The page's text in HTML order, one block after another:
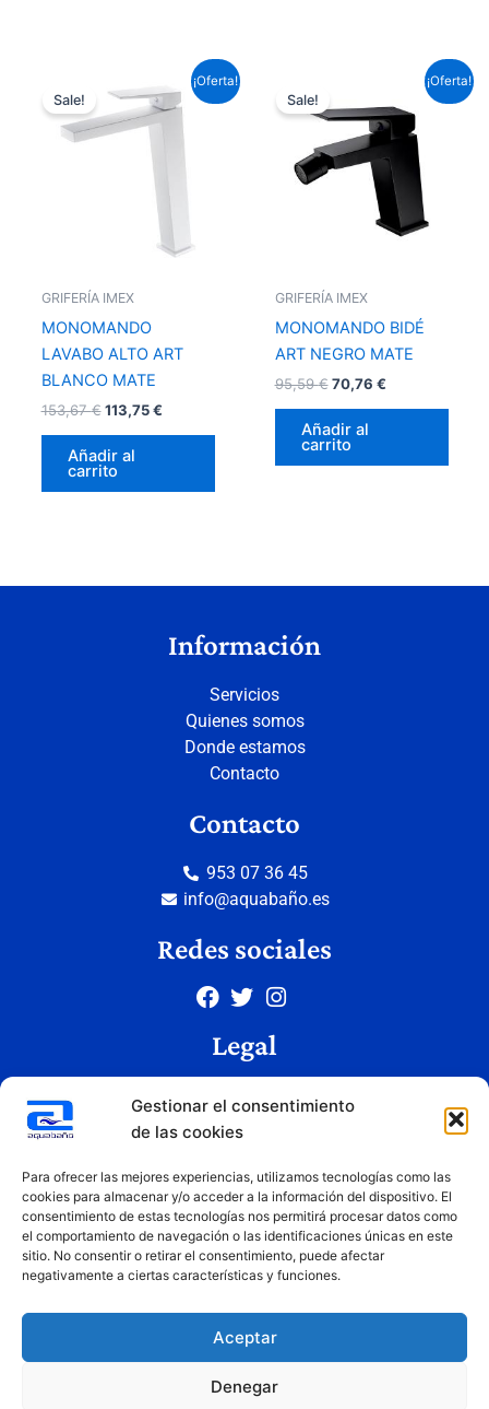
Gestionar el consentimiento
de las cookies
Para ofrecer las mejores experiencias, utilizamos tecnologías como las
cookies para almacenar y/o acceder a la información del dispositivo. El
consentimiento de estas tecnologías nos permitirá procesar datos como
el comportamiento de navegación o las identificaciones únicas en este
sitio. No consentir o retirar el consentimiento, puede afectar
negativamente a ciertas características y funciones.
Aceptar
Denegar
¡Oferta!
Sale!
GRIFERÍA IMEX
MONOMANDO
LAVABO ALTO ART
BLANCO MATE
153,67€
precio
original
era:
113,75€
precio
actual
Añadir al
carrito
¡Oferta!
Sale!
GRIFERÍA IMEX
MONOMANDO BIDÉ
ART NEGRO MATE
95,59€
original
95,59 €.
70,76 €
precio
actual
es:
70,76 €.
Añadir al
carrito
Información
Servicios
Quienes somos
Donde estamos
Contacto
Contacto
953 07 36 45
info@aquabaño.es
Redes sociales
Legal
Política de privacidad
Condiciones de uso
Copyright © 2026 Aquabaño | Todos los derechos reservados
Diseñado porInnovation Studio